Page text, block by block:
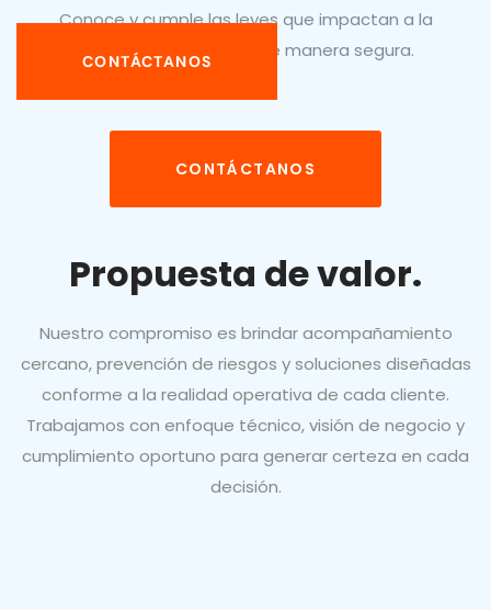
Conoce y cumple las leyes que impactan a la
empresa para operar de manera segura.
CONTÁCTANOS
Propuesta de valor.
Nuestro compromiso es brindar acompañamiento
cercano, prevención de riesgos y soluciones diseñadas
conforme a la realidad operativa de cada cliente.
Trabajamos con enfoque técnico, visión de negocio y
cumplimiento oportuno para generar certeza en cada
decisión.
CONTÁCTANOS